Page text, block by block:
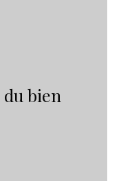
du bien